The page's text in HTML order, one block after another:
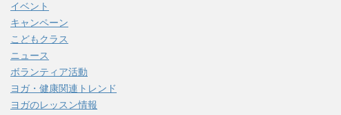
イベント
キャンペーン
こどもクラス
ニュース
ボランティア活動
ヨガ・健康関連トレンド
ヨガのレッスン情報